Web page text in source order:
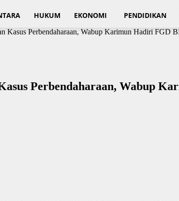
HUKUM EKONOMI PENDIDIKAN
Kasus Perbendaharaan, Wabup Karimun Hadiri FGD
Perbendaharaan, Wabup